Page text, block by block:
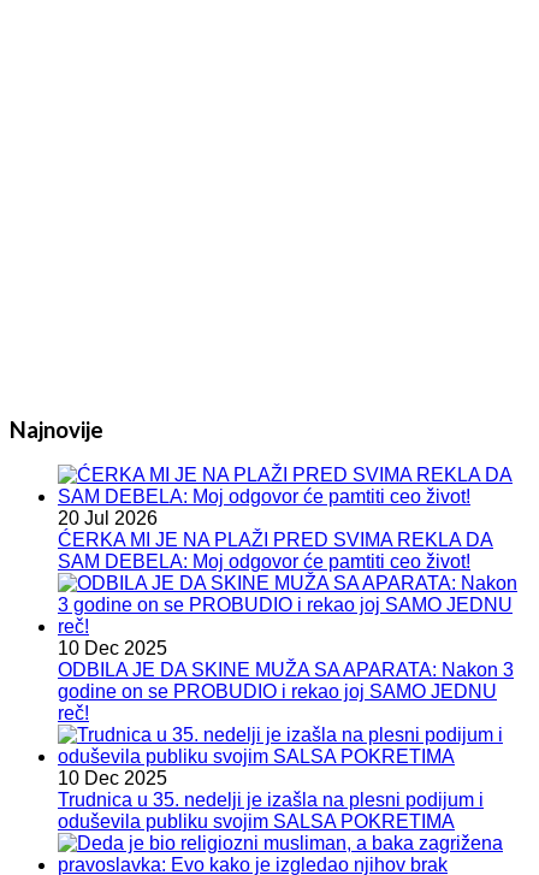
Najnovije
20 Jul 2026
ĆERKA MI JE NA PLAŽI PRED SVIMA REKLA DA
SAM DEBELA: Moj odgovor će pamtiti ceo život!
10 Dec 2025
ODBILA JE DA SKINE MUŽA SA APARATA: Nakon 3
godine on se PROBUDIO i rekao joj SAMO JEDNU
reč!
10 Dec 2025
Trudnica u 35. nedelji je izašla na plesni podijum i
oduševila publiku svojim SALSA POKRETIMA